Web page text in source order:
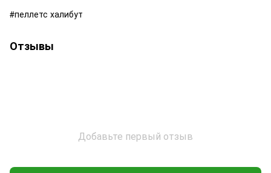
#пеллетс халибут
Отзывы
Добавьте первый отзыв